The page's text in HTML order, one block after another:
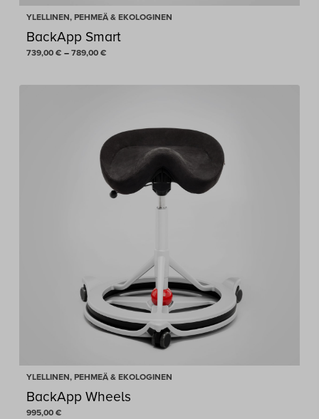
YLELLINEN, PEHMEÄ & EKOLOGINEN
BackApp Smart
739,00 € – 789,00 €Hintaluokka:
-
YLELLINEN, PEHMEÄ & EKOLOGINEN
BackApp Wheels
995,00 €